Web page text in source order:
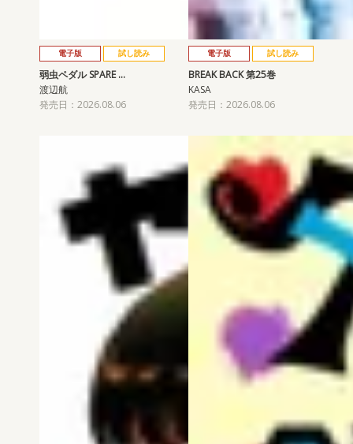
電子版 試し読み
弱虫ペダル SPARE …
渡辺航
発売日：2026.08.06
電子版 試し読み
BREAK BACK 第25巻
KASA
発売日：2026.08.06